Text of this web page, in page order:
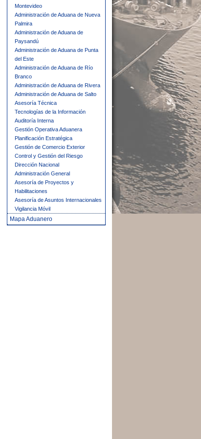
Montevideo
Administración de Aduana de Nueva
Palmira
Administración de Aduana de
Paysandú
Administración de Aduana de Punta
del Este
Administración de Aduana de Río
Branco
Administración de Aduana de Rivera
Administración de Aduana de Salto
Asesoría Técnica
Tecnologías de la Información
Auditoría Interna
Gestión Operativa Aduanera
Planificación Estratégica
Gestión de Comercio Exterior
Control y Gestión del Riesgo
Dirección Nacional
Administración General
Asesoría de Proyectos y
Habilitaciones
Asesoría de Asuntos Internacionales
Vigilancia Móvil
Mapa Aduanero